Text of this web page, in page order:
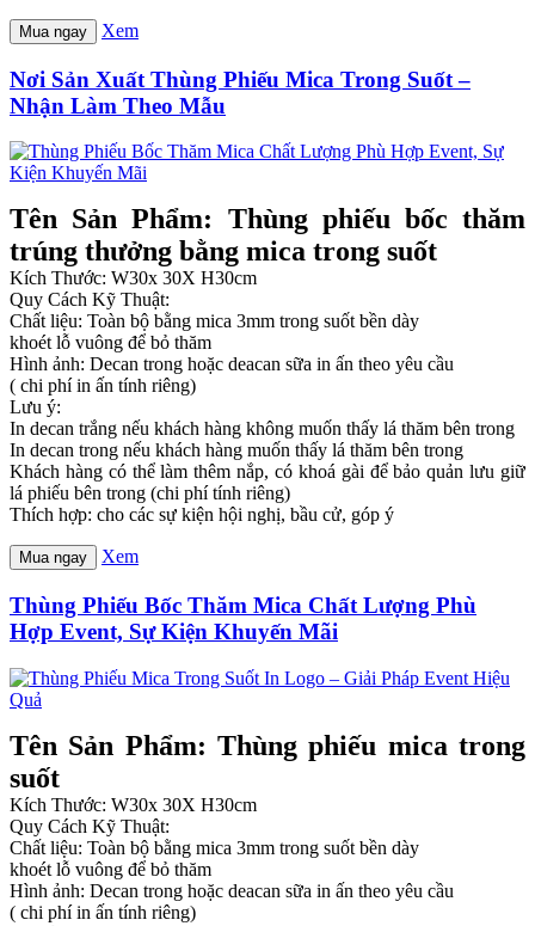
Mua ngay Xem
Nơi Sản Xuất Thùng Phiếu Mica Trong Suốt –
Nhận Làm Theo Mẫu
Tên Sản Phẩm: Thùng phiếu bốc thăm
trúng thưởng bằng mica trong suốt
Kích Thước: W30x 30X H30cm
Quy Cách Kỹ Thuật:
Chất liệu: Toàn bộ bằng mica 3mm trong suốt bền dày
khoét lỗ vuông để bỏ thăm
Hình ảnh: Decan trong hoặc deacan sữa in ấn theo yêu cầu
( chi phí in ấn tính riêng)
Lưu ý:
In decan trắng nếu khách hàng không muốn thấy lá thăm bên trong
In decan trong nếu khách hàng muốn thấy lá thăm bên trong
Khách hàng có thể làm thêm nắp, có khoá gài để bảo quản lưu giữ
lá phiếu bên trong (chi phí tính riêng)
Thích hợp: cho các sự kiện hội nghị, bầu cử, góp ý
Mua ngay Xem
Thùng Phiếu Bốc Thăm Mica Chất Lượng Phù
Hợp Event, Sự Kiện Khuyến Mãi
Tên Sản Phẩm: Thùng phiếu mica trong
suốt
Kích Thước: W30x 30X H30cm
Quy Cách Kỹ Thuật:
Chất liệu: Toàn bộ bằng mica 3mm trong suốt bền dày
khoét lỗ vuông để bỏ thăm
Hình ảnh: Decan trong hoặc deacan sữa in ấn theo yêu cầu
( chi phí in ấn tính riêng)